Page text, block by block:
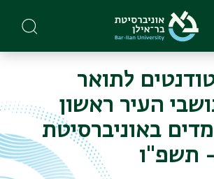
לתואר
העיר ראשון
באוניברסיטת
תשפ"ו